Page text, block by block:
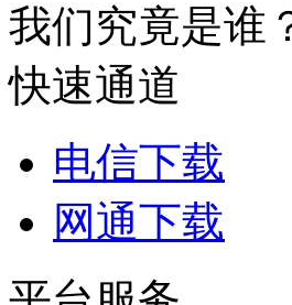
我们究竟是谁
快速通道
电信下载
网通下载